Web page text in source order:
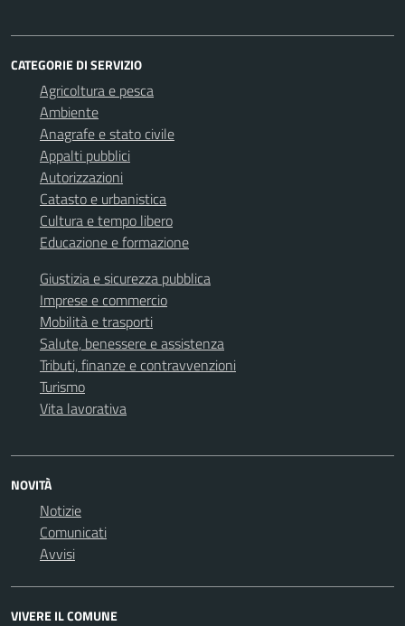
CATEGORIE DI SERVIZIO
Agricoltura e pesca
Ambiente
Anagrafe e stato civile
Appalti pubblici
Autorizzazioni
Catasto e urbanistica
Cultura e tempo libero
Educazione e formazione
Giustizia e sicurezza pubblica
Imprese e commercio
Mobilità e trasporti
Salute, benessere e assistenza
Tributi, finanze e contravvenzioni
Turismo
Vita lavorativa
NOVITÀ
Notizie
Comunicati
Avvisi
VIVERE IL COMUNE